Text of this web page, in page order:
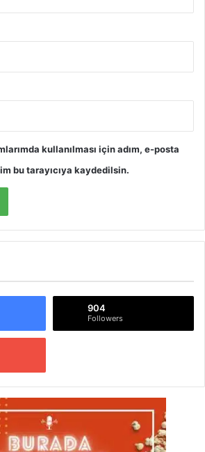
kullanılması için adım, e-posta
bu tarayıcıya kaydedilsin.
904
Followers